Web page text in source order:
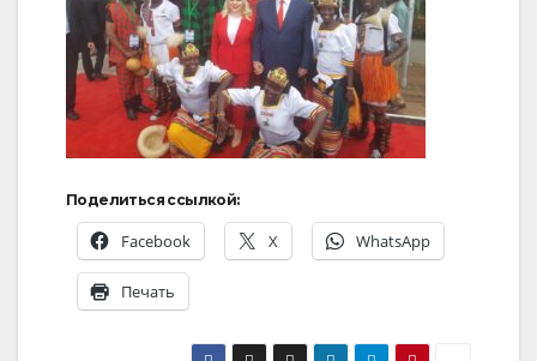
Поделиться ссылкой:
Facebook X WhatsApp
Печать